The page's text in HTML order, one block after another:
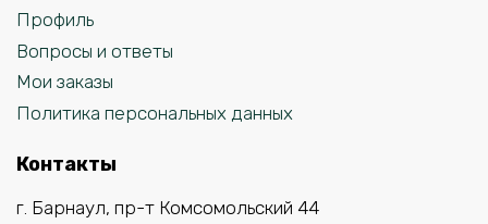
Профиль
Вопросы и ответы
Мои заказы
Политика персональных данных
Контакты
г. Барнаул, пр-т Комсомольский 44